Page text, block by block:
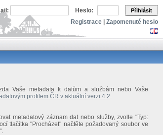
Heslo: Přihlásit
Registrace Zapomenuté heslo
Vaše metadata k datům a službám nebo Vaše
profilem ČR v aktuální verzi 4.2.
metadatový záznam dat nebo služby, zvolte "Typ:
tlačítka "Procházet" načtěte požadovaný soubor ve